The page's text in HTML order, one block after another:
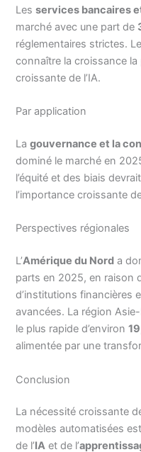
Lesservices bancaires
marché avec une part de
réglementaires strictes.
connaître la croissance la
croissante de l’IA.
Par application
Lagouvernance et la
dominé le marché en
l’équité et des biais
l’importance croissante
Perspectives régionales
L’Amérique du Nord a
parts en 2025, en raison
d’institutions financières
avancées. La région
le plus rapide d’environ
alimentée par une
Conclusion
La nécessité croissante
modèles automatisées
de l’IA et de l’